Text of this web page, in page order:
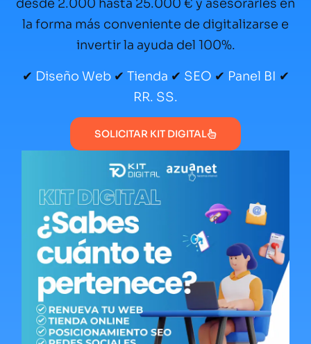
desde 2.000 hasta 25.000 € y asesorarles en
la forma más conveniente de digitalizarse e
invertir la ayuda del 100%.
✔ Diseño Web✔ Tienda ✔ SEO ✔ Panel BI ✔
RR. SS.
SOLICITAR KIT DIGITAL